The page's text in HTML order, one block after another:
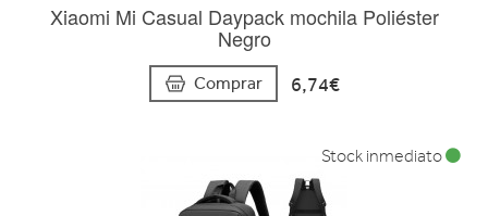
Xiaomi Mi Casual Daypack mochila Poliéster
Negro
Comprar 6,74€
Stock inmediato